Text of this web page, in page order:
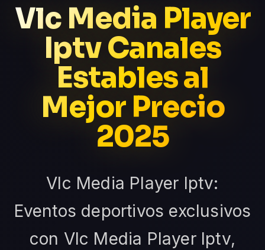
Vlc Media Player
Iptv Canales
Estables al
Mejor Precio
2025
Vlc Media Player Iptv:
Eventos deportivos exclusivos
con Vlc Media Player Iptv,